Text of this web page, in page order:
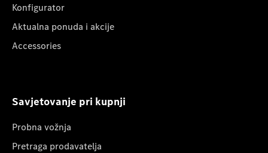
Konfigurator
Aktualna ponuda i akcije
Accessories
Savjetovanje pri kupnji
Probna vožnja
Pretraga prodavatelja